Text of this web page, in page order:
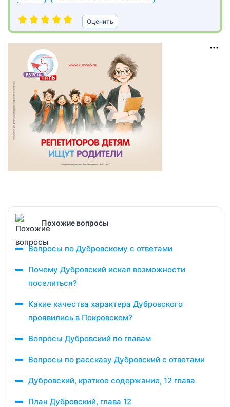
Оценить
Похожие вопросы
Вопросы по Дубровскому с ответами
Почему Дубровский искал возможности
поселиться?
Какие качества характера Дубровского
проявились в Покровском?
Вопросы Дубровский по главам
Вопросы по рассказу Дубровский с ответами
Дубровский, краткое содержание, 12 глава
План Дубровский, глава 12